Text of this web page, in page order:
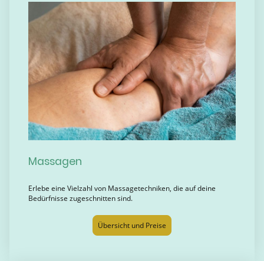
Massagen
Erlebe eine Vielzahl von Massagetechniken, die auf deine
Bedürfnisse zugeschnitten sind.
Übersicht und Preise